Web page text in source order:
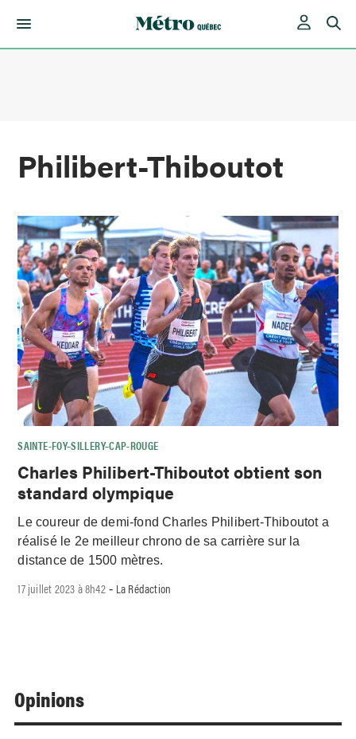
Philibert-Thiboutot
SAINTE-FOY–SILLERY–CAP-ROUGE
Charles Philibert-Thiboutot obtient son
standard olympique
Le coureur de demi-fond Charles Philibert-Thiboutot a
réalisé le 2e meilleur chrono de sa carrière sur la
distance de 1500 mètres.
17 juillet 2023 à 8h42- La Rédaction
Opinions